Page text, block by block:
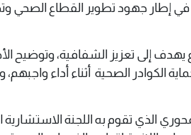
إطار جهود تطوير القطاع الصحي
يهدف إلى تعزيز الشفافية، وتوضيح
الكوادر الصحية أثناء أداء
الذي تقوم به اللجنة الاستشارية